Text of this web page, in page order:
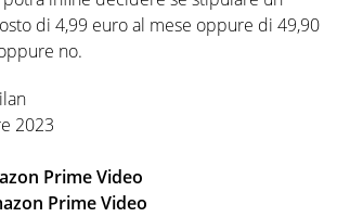
di 4,99 euro al mese oppure di 49,90
no.
2023
Prime Video
Prime Video